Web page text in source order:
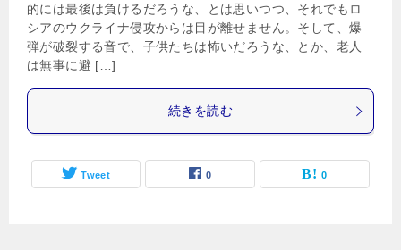
的には最後は負けるだろうな、とは思いつつ、それでもロ
シアのウクライナ侵攻からは目が離せません。そして、爆
弾が破裂する音で、子供たちは怖いだろうな、とか、老人
は無事に避 […]
続きを読む
Tweet 0 0